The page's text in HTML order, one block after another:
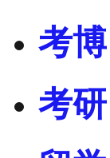
考博
考研